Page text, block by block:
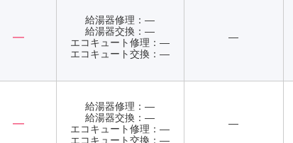
―
給湯器修理：―
給湯器交換：―
エコキュート修理：―
エコキュート交換：―
―
―
給湯器修理：―
給湯器交換：―
エコキュート修理：―
エコキュート交換：―
―